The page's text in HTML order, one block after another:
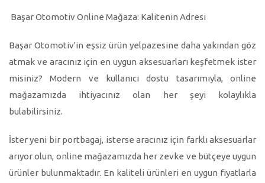
Başar Otomotiv Online Mağaza: Kalitenin Adresi
Başar Otomotiv'in eşsiz ürün yelpazesine daha yakından göz
atmak ve aracınız için en uygun aksesuarları keşfetmek ister
misiniz? Modern ve kullanıcı dostu tasarımıyla, online
mağazamızda ihtiyacınız olan her şeyi kolaylıkla
bulabilirsiniz.
İster yeni bir portbagaj, isterse aracınız için farklı aksesuarlar
arıyor olun, online mağazamızda her zevke ve bütçeye uygun
ürünler bulunmaktadır. En kaliteli ürünleri en uygun fiyatlarla